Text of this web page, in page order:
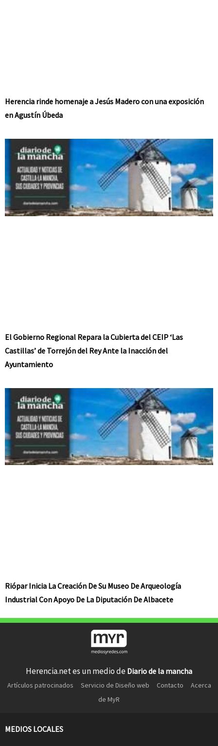
Herencia rinde homenaje a Jesús Madero con una exposición
en Agustín Úbeda
El Gobierno Regional Repara la Cubierta del CEIP ‘Las
Castillas’ de Torrejón del Rey Ante la Inacción del
Ayuntamiento
Riópar Inicia La Creación De Su Museo De Arqueología
Industrial Con Apoyo De La Diputación De Albacete
Herencia.net es un medio de Diario de la mancha
Artículos patrocinados Servicio de Diseño web Contacto
Acerca
de MyR
MEDIOS LOCALES